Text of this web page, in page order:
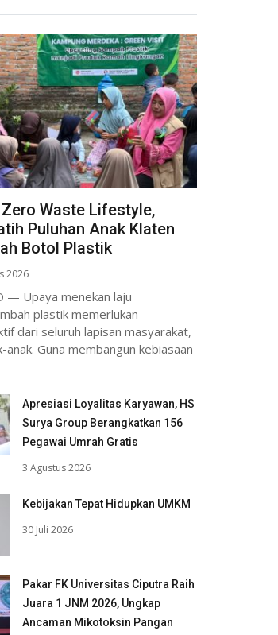
Waste Lifestyle,
Puluhan Anak Klaten
Botol Plastik
2026
— Upaya menekan laju
plastik memerlukan
dari seluruh lapisan masyarakat,
anak. Guna membangun kebiasaan
Apresiasi Loyalitas Karyawan, HS
Surya Group Berangkatkan 156
Pegawai Umrah Gratis
3 Agustus 2026
Kebijakan Tepat Hidupkan UMKM
30 Juli 2026
Pakar FK Universitas Ciputra Raih
Juara 1 JNM 2026, Ungkap
Ancaman Mikotoksin Pangan